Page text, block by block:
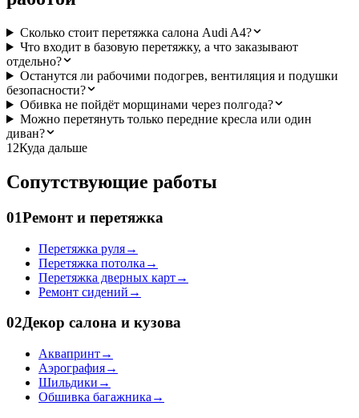
Сколько стоит перетяжка салона Audi A4?
Что входит в базовую перетяжку, а что заказывают
отдельно?
Останутся ли рабочими подогрев, вентиляция и подушки
безопасности?
Обивка не пойдёт морщинами через полгода?
Можно перетянуть только передние кресла или один
диван?
12Куда дальше
Сопутствующие работы
01Ремонт и перетяжка
Перетяжка руля→
Перетяжка потолка →
Перетяжка дверных карт→
Ремонт сидений →
02Декор салона и кузова
Аквапринт→
Аэрография→
Шильдики →
Обшивка багажника →